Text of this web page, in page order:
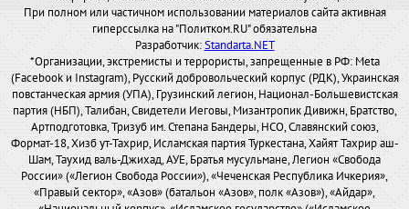
При полном или частичном использовании материалов сайта активная
гиперссылка на "Политком.RU" обязательна
Разработчик:Standarta.NET
*Организации, экстремисты и террористы, запрещенные в РФ: Meta
(Facebook и Instagram), Русский добровольческий корпус (РДК), Украинская
повстанческая армия (УПА), Грузинский легион, Национал-Большевистская
партия (НБП), Талибан, Свидетели Иеговы, Мизантропик Дивижн, Братство,
Артподготовка, Тризуб им. Степана Бандеры, НСО, Славянский союз,
Формат-18, Хизб ут-Тахрир, Исламская партия Туркестана, Хайят Тахрир аш-
Шам, Таухид валь-Джихад, АУЕ, Братья мусульмане, Легион «Свобода
России» («Легион Свобода России»), «Чеченская Республика Ичкерия»,
«Правый сектор», «Азов» (батальон «Азов», полк «Азов»), «Айдар»,